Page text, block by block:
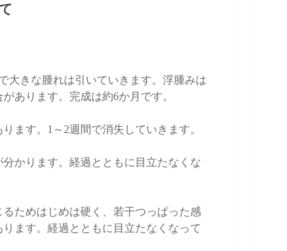
大きな腫れは引いていきます。浮腫みは
あります。完成は約6か月です。
ます。1～2週間で消失していきます。
かります。経過とともに目立たなくな
ためはじめは硬く、若干つっぱった感
ます。経過とともに目立たなくなって